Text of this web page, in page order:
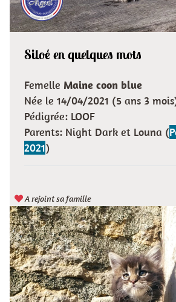
Siloé en quelques mots
Femelle Maine coon blue
Née le 14/04/2021 (5 ans 3
Pédigrée: LOOF
Parents: Night Dark et Louna (
2021)
A rejoint sa famille